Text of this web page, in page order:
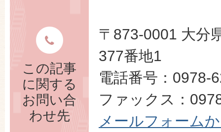
この記事
に関する
お問い合
わせ先
〒873-0001 大分
377番地1
電話番号：0978-
ファックス：
メールフォーム